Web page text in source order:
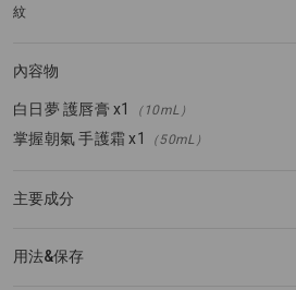
紋
內容物
白日夢 護唇膏 x1 （10mL）
掌握朝氣 手護霜 x1 （50mL）
主要成分
用法&保存